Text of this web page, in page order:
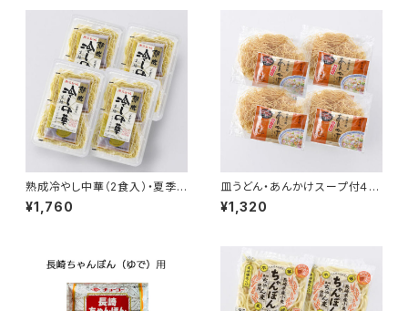
熟成冷やし中華（2食入）・夏季
限定4月～9月 ４個セット
¥1,760
皿うどん・あんかけスープ付４個
セット
¥1,320